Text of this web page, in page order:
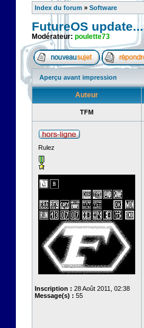
Index du forum » Software
FutureOS update...
Modérateur: poulette73
Aperçu avant impression
Auteur
TFM
Rulez
Inscription : 28 Août 2011, 02:38
Message(s) : 55